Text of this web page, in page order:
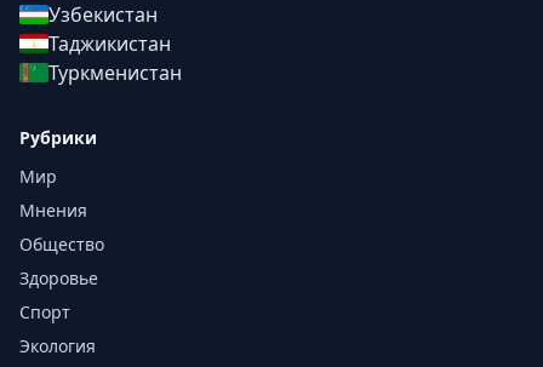
Узбекистан
Таджикистан
Туркменистан
Рубрики
Мир
Мнения
Общество
Здоровье
Спорт
Экология